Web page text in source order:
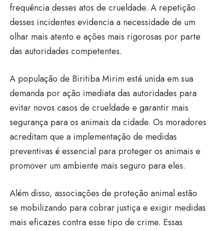
frequência desses atos de crueldade. A repetição
desses incidentes evidencia a necessidade de um
olhar mais atento e ações mais rigorosas por parte
das autoridades competentes.
A população de Biritiba Mirim está unida em sua
demanda por ação imediata das autoridades para
evitar novos casos de crueldade e garantir mais
segurança para os animais da cidade. Os moradores
acreditam que a implementação de medidas
preventivas é essencial para proteger os animais e
promover um ambiente mais seguro para eles.
Além disso, associações de proteção animal estão
se mobilizando para cobrar justiça e exigir medidas
mais eficazes contra esse tipo de crime. Essas